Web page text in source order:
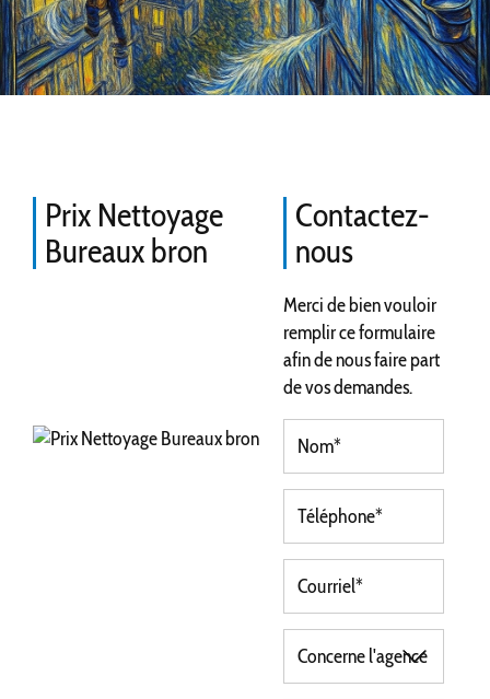
Prix Nettoyage
Bureaux bron
Contactez-
nous
Merci de bien vouloir
remplir ce formulaire
afin de nous faire part
de vos demandes.